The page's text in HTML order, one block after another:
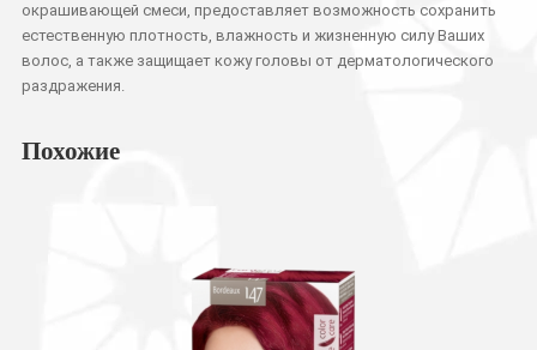
окрашивающей смеси, предоставляет возможность сохранить
естественную плотность, влажность и жизненную силу Ваших
волос, а также защищает кожу головы от дерматологического
раздражения.
Похожие